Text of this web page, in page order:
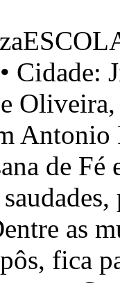
Cidade:
Antonio
de
as
fica